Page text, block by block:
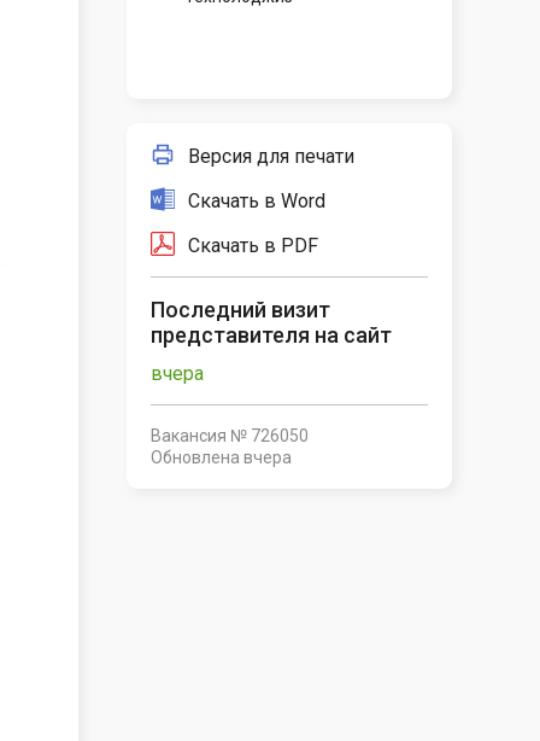
Версия для печати
Скачать в Word
Скачать в PDF
Последний визит
представителя на сайт
вчера
Вакансия № 726050
Обновлена вчера